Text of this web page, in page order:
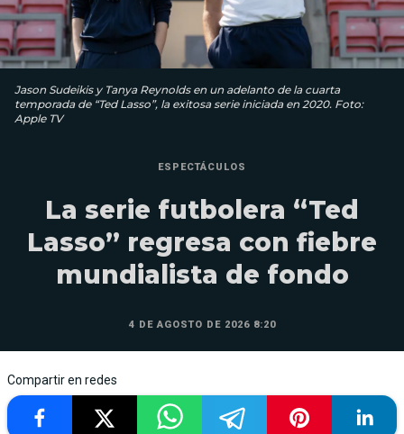
Jason Sudeikis y Tanya Reynolds en un adelanto de la cuarta
temporada de “Ted Lasso”, la exitosa serie iniciada en 2020. Foto:
Apple TV
ESPECTÁCULOS
La serie futbolera “Ted
Lasso” regresa con fiebre
mundialista de fondo
4 DE AGOSTO DE 2026 8:20
Compartir en redes